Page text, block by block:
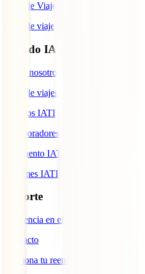
Guía de Viaje a Cuba
Guía de viaje a Indonesia
Mundo IATI
Sobre nosotros
Blog de viajes
Premios IATI
Colaboradores IATI
Descuento IATI
Informes IATI
Soporte
Asistencia en emergencias
Contacto
Gestiona tu reembolso